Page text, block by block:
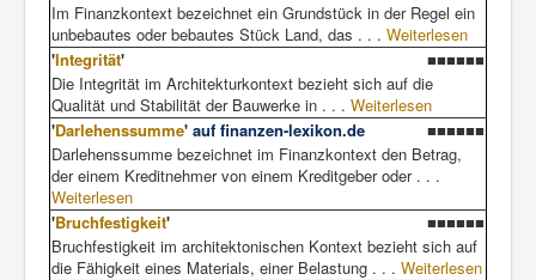
Im Finanzkontext bezeichnet ein Grundstück in der Regel ein
unbebautes oder bebautes Stück Land, das . . . Weiterlesen
'Integrität'
■■■■■■
Die Integrität im Architekturkontext bezieht sich auf die
Qualität und Stabilität der Bauwerke in . . . Weiterlesen
'Darlehenssumme' auf finanzen-lexikon.de
■■■■■■
Darlehenssumme bezeichnet im Finanzkontext den Betrag,
der einem Kreditnehmer von einem Kreditgeber oder . . .
Weiterlesen
'Bruchfestigkeit'
■■■■■■
Bruchfestigkeit im architektonischen Kontext bezieht sich auf
die Fähigkeit eines Materials, einer Belastung . . . Weiterlesen